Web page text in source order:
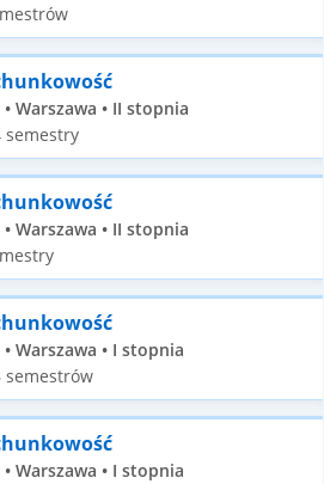
Warszawa • II stopnia
semestry
Warszawa • II stopnia
Warszawa • I stopnia
semestrów
Warszawa • I stopnia